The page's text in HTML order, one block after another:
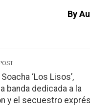
By
‘Los Lisos’,
banda dedicada a la
y el secuestro exprés